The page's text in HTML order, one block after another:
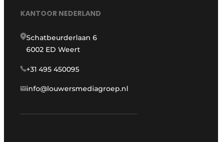
KANTOOR NEDERLAND
Schatbeurderlaan 6
6002 ED Weert
+31 495 450095
info@louwersmediagroep.nl